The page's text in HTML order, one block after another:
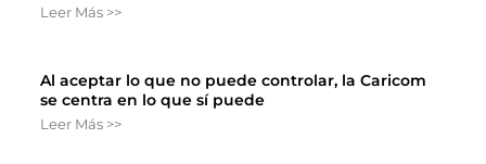
Leer Más >>
Al aceptar lo que no puede controlar, la Caricom
se centra en lo que sí puede
Leer Más >>